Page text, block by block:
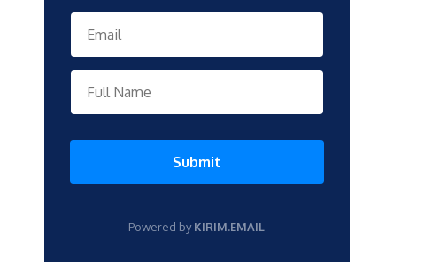
Submit
Powered byKIRIM.EMAIL